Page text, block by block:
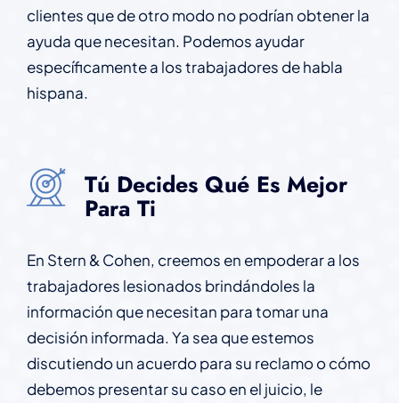
clientes que de otro modo no podrían obtener la
ayuda que necesitan. Podemos ayudar
específicamente a los trabajadores de habla
hispana.
Tú Decides Qué Es Mejor
Para Ti
En Stern & Cohen, creemos en empoderar a los
trabajadores lesionados brindándoles la
información que necesitan para tomar una
decisión informada. Ya sea que estemos
discutiendo un acuerdo para su reclamo o cómo
debemos presentar su caso en el juicio, le